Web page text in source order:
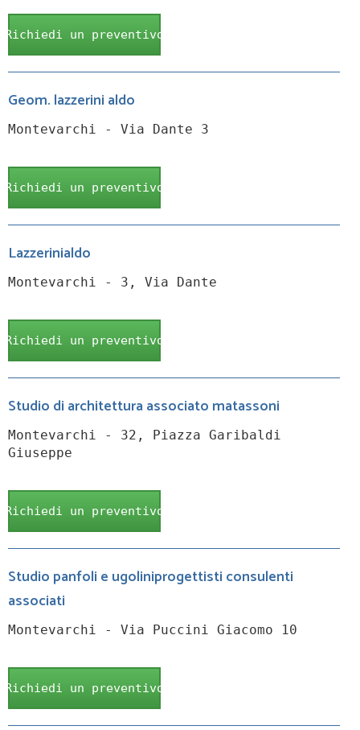
Richiedi un preventivo
Geom. lazzerini aldo
Montevarchi - Via Dante 3
Richiedi un preventivo
Lazzerinialdo
Montevarchi - 3, Via Dante
Richiedi un preventivo
Studio di architettura associato matassoni
Montevarchi - 32, Piazza Garibaldi
Giuseppe
Richiedi un preventivo
Studio panfoli e ugoliniprogettisti consulenti
associati
Montevarchi - Via Puccini Giacomo 10
Richiedi un preventivo